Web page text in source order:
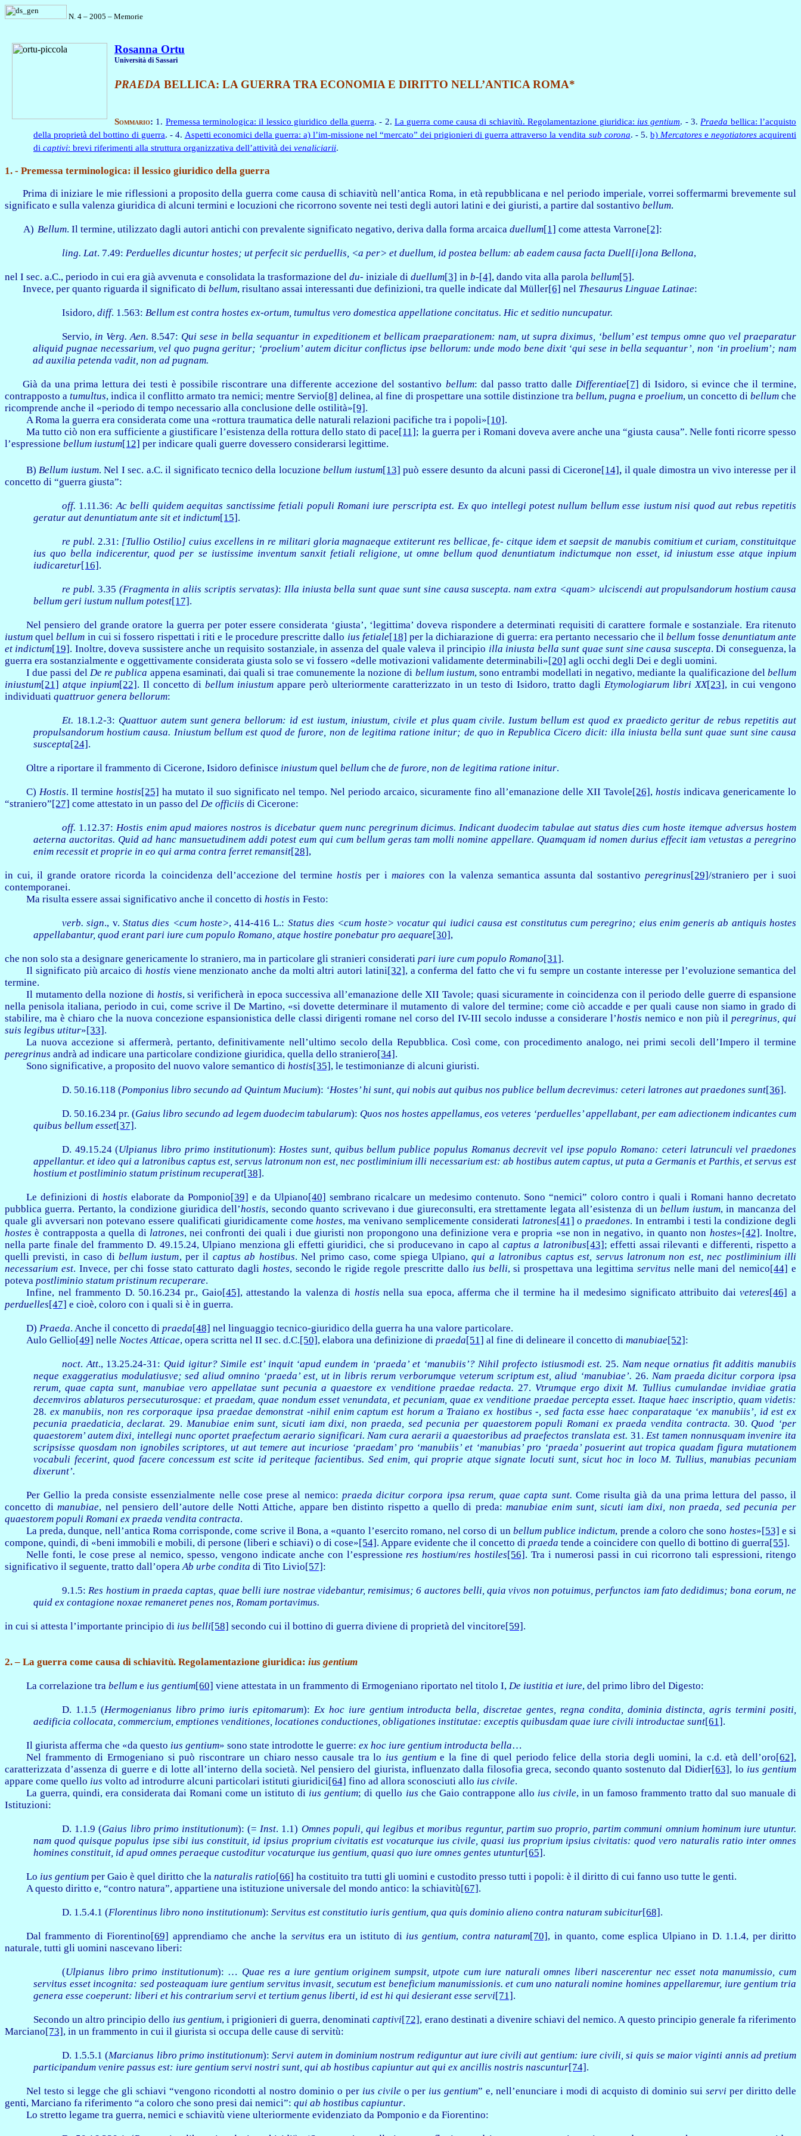
N. 4 – 2005 – Memorie
Rosanna Ortu
Università di Sassari
PRAEDA BELLICA: LA GUERRA TRA ECONOMIA E DIRITTO NELL’ANTICA ROMA*
Sommario: 1. Premessa terminologica: il lessico giuridico della guerra. - 2. La guerra come causa di schiavitù. Regolamentazione giuridica: ius gentium. - 3. Praeda bellica: l’acquisto
della proprietà del bottino di guerra. - 4. Aspetti economici della guerra: a) l’im-missione nel “mercato” dei prigionieri di guerra attraverso la vendita sub corona. - 5. b) Mercatoresenegotiatores acquirenti
di captivi: brevi riferimenti alla struttura organizzativa dell’attività dei venaliciarii.
1. - Premessa terminologica: il lessico giuridico della guerra
Prima di iniziare le mie riflessioni a proposito della guerra come causa di schiavitù nell’antica Roma, in età repubblicana e nel periodo imperiale, vorrei soffermarmi brevemente sul
significato e sulla valenza giuridica di alcuni termini e locuzioni che ricorrono sovente nei testi degli autori latini e dei giuristi, a partire dal sostantivo bellum.
A) Bellum. Il termine, utilizzato dagli autori antichi con prevalente significato negativo, deriva dalla forma arcaica duellum[1] come attesta Varrone[2]:
ling. Lat. 7.49: Perduelles dicuntur hostes; ut perfecit sic perduellis, <a per> et duellum, id postea bellum: ab eadem causa facta Duell[i]ona Bellona,
nel I sec. a.C., periodo in cui era già avvenuta e consolidata la trasformazione del du- iniziale di duellum[3] in b-[4], dando vita alla parola bellum[5].
Invece, per quanto riguarda il significato di bellum, risultano assai interessanti due definizioni, tra quelle indicate dal Müller[6] nel Thesaurus Linguae Latinae:
Isidoro, diff. 1.563: Bellum est contra hostes ex-ortum, tumultus vero domestica appellatione concitatus. Hic et seditio nuncupatur.
Servio, in Verg. Aen. 8.547: Qui sese in bella sequantur in expeditionem et bellicam praeparationem: nam, ut supra diximus, ‘bellum’ est tempus omne quo vel praeparatur
aliquid pugnae necessarium, vel quo pugna geritur; ‘proelium’ autem dicitur conflictus ipse bellorum: unde modo bene dixit ‘qui sese in bella sequantur’, non ‘in proelium’; nam
ad auxilia petenda vadit, non ad pugnam.
Già da una prima lettura dei testi è possibile riscontrare una differente accezione del sostantivo bellum: dal passo tratto dalleDifferentiae[7] di Isidoro, si evince che il termine,
contrapposto atumultus, indica il conflitto armato tra nemici; mentre Servio[8] delinea, al fine di prospettare una sottile distinzione tra bellum, pugna e proelium, un concetto dibellum che
ricomprende anche il «periodo di tempo necessario alla conclusione delle ostilità»[9].
A Roma la guerra era considerata come una «rottura traumatica delle naturali relazioni pacifiche tra i popoli»[10].
Ma tutto ciò non era sufficiente a giustificare l’esistenza della rottura dello stato di pace[11]; la guerra per i Romani doveva avere anche una “giusta causa”. Nelle fonti ricorre spesso
l’espressione bellum iustum[12] per indicare quali guerre dovessero considerarsi legittime.
B)Bellum iustum.Nel I sec. a.C. il significato tecnico della locuzionebellum iustum[13] può essere desunto da alcuni passi di Cicerone[14], il quale dimostra un vivo interesse per il
concetto di “guerra giusta”:
off. 1.11.36:Ac belli quidem aequitas sanctissime fetiali populi Romani iure perscripta est. Ex quo intellegi potest nullum bellum esse iustum nisi quod aut rebus repetitis
geratur aut denuntiatum ante sit et indictum[15].
re publ. 2.31: [Tullio Ostilio] cuius excellens in re militari gloria magnaeque extiterunt res bellicae, fe- citque idem et saepsit de manubis comitium et curiam, constituitque
ius quo bella indicerentur, quod per se iustissime inventum sanxit fetiali religione, ut omne bellum quod denuntiatum indictumque non esset, id iniustum esse atque inpium
iudicaretur[16].
re publ. 3.35 (Fragmenta in aliis scriptis servatas): Illa iniusta bella sunt quae sunt sine causa suscepta. nam extra <quam> ulciscendi aut propulsandorum hostium causa
bellum geri iustum nullum potest[17].
Nel pensiero del grande oratore la guerra per poter essere considerata ‘giusta’, ‘legittima’ doveva rispondere a determinati requisiti di carattere formale e sostanziale. Era ritenuto
iustum quelbellum in cui si fossero rispettati i riti e le procedure prescritte dallo ius fetiale[18] per la dichiarazione di guerra: era pertanto necessario che ilbellum fosse denuntiatum ante
et indictum[19]. Inoltre, doveva sussistere anche un requisito sostanziale, in assenza del quale valeva il principio illa iniusta bella sunt quae sunt sine causa suscepta. Di conseguenza, la
guerra era sostanzialmente e oggettivamente considerata giusta solo se vi fossero «delle motivazioni validamente determinabili»[20] agli occhi degli Dei e degli uomini.
I due passi del De re publica appena esaminati, dai quali si trae comunemente la nozione di bellum iustum, sono entrambi modellati in negativo, mediante la qualificazione delbellum
iniustum[21] atque inpium[22]. Il concetto dibellum iniustum appare però ulteriormente caratterizzato in un testo di Isidoro, tratto dagli Etymologiarum libri XX[23], in cui vengono
individuati quattruor genera bellorum:
Et. 18.1.2-3: Quattuor autem sunt genera bellorum: id est iustum, iniustum, civile et plus quam civile. Iustum bellum est quod ex praedicto geritur de rebus repetitis aut
propulsandorum hostium causa. Iniustum bellum est quod de furore, non de legitima ratione initur; de quo in Republica Cicero dicit: illa iniusta bella sunt quae sunt sine causa
suscepta[24].
Oltre a riportare il frammento di Cicerone, Isidoro definisce iniustum quel bellum che de furore, non de legitima ratione initur.
C) Hostis. Il termine hostis[25] ha mutato il suo significato nel tempo. Nel periodo arcaico, sicuramente fino all’emanazione delle XII Tavole[26], hostis indicava genericamente lo
“straniero”[27] come attestato in un passo del De officiis di Cicerone:
off. 1.12.37:Hostis enim apud maiores nostros is dicebatur quem nunc peregrinum dicimus. Indicant duodecim tabulae aut status dies cum hoste itemque adversus hostem
aeterna auctoritas. Quid ad hanc mansuetudinem addi potest eum qui cum bellum geras tam molli nomine appellare. Quamquam id nomen durius effecit iam vetustas a peregrino
enim recessit et proprie in eo qui arma contra ferret remansit[28],
in cui, il grande oratore ricorda la coincidenza dell’accezione del terminehostis per i maiores con la valenza semantica assunta dal sostantivo peregrinus[29]/straniero per i suoi
contemporanei.
Ma risulta essere assai significativo anche il concetto di hostis in Festo:
verb. sign., v. Status dies <cum hoste>, 414-416 L.: Status dies <cum hoste> vocatur qui iudici causa est constitutus cum peregrino; eius enim generis ab antiquis hostes
appellabantur, quod erant pari iure cum populo Romano, atque hostire ponebatur pro aequare[30],
che non solo sta a designare genericamente lo straniero, ma in particolare gli stranieri considerati pari iure cum populo Romano[31].
Il significato più arcaico di hostis viene menzionato anche da molti altri autori latini[32], a conferma del fatto che vi fu sempre un costante interesse per l’evoluzione semantica del
termine.
Il mutamento della nozione di hostis, si verificherà in epoca successiva all’emanazione delle XII Tavole; quasi sicuramente in coincidenza con il periodo delle guerre di espansione
nella penisola italiana, periodo in cui, come scrive il De Martino, «si dovette determinare il mutamento di valore del termine; come ciò accadde e per quali cause non siamo in grado di
stabilire, ma è chiaro che la nuova concezione espansionistica delle classi dirigenti romane nel corso del IV-III secolo indusse a considerare l’hostis nemico e non più il peregrinus, qui
suis legibus utitur»[33].
La nuova accezione si affermerà, pertanto, definitivamente nell’ultimo secolo della Repubblica. Così come, con procedimento analogo, nei primi secoli dell’Impero il termine
peregrinus andrà ad indicare una particolare condizione giuridica, quella dello straniero[34].
Sono significative, a proposito del nuovo valore semantico di hostis[35], le testimonianze di alcuni giuristi.
D. 50.16.118 (Pomponius libro secundo ad Quintum Mucium): ‘Hostes’ hi sunt, qui nobis aut quibus nos publice bellum decrevimus: ceteri latrones aut praedones sunt[36].
D. 50.16.234 pr. (Gaius libro secundo ad legem duodecim tabularum): Quos nos hostes appellamus, eos veteres ‘perduelles’ appellabant, per eam adiectionem indicantes cum
quibus bellum esset[37].
D. 49.15.24 (Ulpianus libro primo institutionum):Hostes sunt, quibus bellum publice populus Romanus decrevit vel ipse populo Romano: ceteri latrunculi vel praedones
appellantur. et ideo qui a latronibus captus est, servus latronum non est, nec postliminium illi necessarium est: ab hostibus autem captus, ut puta a Germanis et Parthis, et servus est
hostium et postliminio statum pristinum recuperat[38].
Le definizioni di hostis elaborate da Pomponio[39] e da Ulpiano[40] sembrano ricalcare un medesimo contenuto. Sono “nemici” coloro contro i quali i Romani hanno decretato
pubblica guerra. Pertanto, la condizione giuridica dell’hostis, secondo quanto scrivevano i due giureconsulti, era strettamente legata all’esistenza di unbellum iustum, in mancanza del
quale gli avversari non potevano essere qualificati giuridicamente comehostes, ma venivano semplicemente considerati latrones[41] opraedones. In entrambi i testi la condizione degli
hostes è contrapposta a quella di latrones, nei confronti dei quali i due giuristi non propongono una definizione vera e propria «se non in negativo, in quanto non hostes»[42]. Inoltre,
nella parte finale del frammento D. 49.15.24, Ulpiano menziona gli effetti giuridici, che si producevano in capo al captus a latronibus[43]; effetti assai rilevanti e differenti, rispetto a
quelli previsti, in caso dibellum iustum, per il captus ab hostibus. Nel primo caso, come spiega Ulpiano, qui a latronibus captus est, servus latronum non est, nec postliminium illi
necessarium est. Invece, per chi fosse stato catturato dagli hostes, secondo le rigide regole prescritte dallo ius belli, si prospettava una legittima servitus nelle mani del nemico[44] e
poteva postliminio statum pristinum recuperare.
Infine, nel frammento D. 50.16.234 pr., Gaio[45], attestando la valenza di hostis nella sua epoca, afferma che il termine ha il medesimo significato attribuito daiveteres[46] a
perduelles[47] e cioè, coloro con i quali si è in guerra.
D) Praeda. Anche il concetto di praeda[48] nel linguaggio tecnico-giuridico della guerra ha una valore particolare.
Aulo Gellio[49] nelle Noctes Atticae, opera scritta nel II sec. d.C.[50], elabora una definizione di praeda[51] al fine di delineare il concetto di manubiae[52]:
noct.Att., 13.25.24-31: Quid igitur? Simile est’ inquit ‘apud eundem in ‘praeda’ et ‘manubiis’? Nihil profecto istiusmodi est.25. Nam neque ornatius fit additis manubiis
neque exaggeratius modulatiusve; sed aliud omnino ‘praeda’ est, ut in libris rerum verborumque veterum scriptum est, aliud ‘manubiae’. 26. Nam praeda dicitur corpora ipsa
rerum, quae capta sunt, manubiae vero appellatae sunt pecunia a quaestore ex venditione praedae redacta. 27. Vtrumque ergo dixit M. Tullius cumulandae invidiae gratia
decemviros ablaturos persecuturosque: et praedam, quae nondum esset venundata, et pecuniam, quae ex venditione praedae percepta esset. Itaque haec inscriptio, quam videtis:
28. ex manubiis, non res corporaque ipsa praedae demonstrat -nihil enim captum est horum a Traiano ex hostibus -, sed facta esse haec conparataque ‘ex manubiis’, id est ex
pecunia praedaticia, declarat. 29. Manubiae enim sunt, sicuti iam dixi, non praeda, sed pecunia per quaestorem populi Romani ex praeda vendita contracta. 30. Quod ‘per
quaestorem’ autem dixi, intellegi nunc oportet praefectum aerario significari. Nam cura aerarii a quaestoribus ad praefectos translata est. 31.Est tamen nonnusquam invenire ita
scripsisse quosdam non ignobiles scriptores, ut aut temere aut incuriose ‘praedam’ pro ‘manubiis’ et ‘manubias’ pro ‘praeda’ posuerint aut tropica quadam figura mutationem
vocabuli fecerint, quod facere concessum est scite id periteque facientibus. Sed enim, qui proprie atque signate locuti sunt, sicut hoc in loco M. Tullius, manubias pecuniam
dixerunt’.
Per Gellio la preda consiste essenzialmente nelle cose prese al nemico: praeda dicitur corpora ipsa rerum, quae capta sunt. Come risulta già da una prima lettura del passo, il
concetto dimanubiae, nel pensiero dell’autore delle Notti Attiche, appare ben distinto rispetto a quello di preda:manubiae enim sunt, sicuti iam dixi, non praeda, sed pecunia per
quaestorem populi Romani ex praeda vendita contracta.
La preda, dunque, nell’antica Roma corrisponde, come scrive il Bona, a «quanto l’esercito romano, nel corso di un bellum publice indictum, prende a coloro che sono hostes»[53] e si
compone, quindi, di «beni immobili e mobili, di persone (liberi e schiavi) o di cose»[54]. Appare evidente che il concetto di praeda tende a coincidere con quello di bottino di guerra[55].
Nelle fonti, le cose prese al nemico, spesso, vengono indicate anche con l’espressioneres hostium/res hostiles[56]. Tra i numerosi passi in cui ricorrono tali espressioni, ritengo
significativo il seguente, tratto dall’operaAb urbe condita di Tito Livio[57]:
9.1.5:Res hostium in praeda captas, quae belli iure nostrae videbantur, remisimus; 6 auctores belli, quia vivos non potuimus, perfunctos iam fato dedidimus; bona eorum, ne
quid ex contagione noxae remaneret penes nos, Romam portavimus.
in cui si attesta l’importante principio di ius belli[58] secondo cui il bottino di guerra diviene di proprietà del vincitore[59].
2.– La guerra come causa di schiavitù. Regolamentazione giuridica: ius gentium
La correlazione tra bellum e ius gentium[60] viene attestata in un frammento di Ermogeniano riportato nel titolo I, De iustitia et iure, del primo libro del Digesto:
D. 1.1.5 (Hermogenianus libro primo iuris epitomarum):Ex hoc iure gentium introducta bella, discretae gentes, regna condita, dominia distincta, agris termini positi,
aedificia collocata, commercium, emptiones venditiones, locationes conductiones, obligationes institutae: exceptis quibusdam quae iure civili introductae sunt[61].
Il giurista afferma che «da questo ius gentium» sono state introdotte le guerre: ex hoc iure gentium introducta bella…
Nel frammento di Ermogeniano si può riscontrare un chiaro nesso causale tra lo ius gentiume la fine di quel periodo felice della storia degli uomini, la c.d. età dell’oro[62],
caratterizzata d’assenza di guerre e di lotte all’interno della società. Nel pensiero del giurista, influenzato dalla filosofia greca, secondo quanto sostenuto dal Didier[63], lo ius gentium
appare come quello ius volto ad introdurre alcuni particolari istituti giuridici[64] fino ad allora sconosciuti allo ius civile.
La guerra, quindi, era considerata dai Romani come un istituto di ius gentium; di quello ius che Gaio contrappone allo ius civile, in un famoso frammento tratto dal suo manuale di
Istituzioni:
D. 1.1.9 (Gaius libro primo institutionum): (=Inst. 1.1) Omnes populi, qui legibus et moribus reguntur, partim suo proprio, partim communi omnium hominum iure utuntur.
nam quod quisque populus ipse sibi ius constituit, id ipsius proprium civitatis est vocaturque ius civile, quasi ius proprium ipsius civitatis: quod vero naturalis ratio inter omnes
homines constituit, id apud omnes peraeque custoditur vocaturque ius gentium, quasi quo iure omnes gentes utuntur[65].
Lo ius gentium per Gaio è quel diritto che la naturalis ratio[66] ha costituito tra tutti gli uomini e custodito presso tutti i popoli: è il diritto di cui fanno uso tutte le genti.
A questo diritto e, “contro natura”, appartiene una istituzione universale del mondo antico: la schiavitù[67].
D. 1.5.4.1 (Florentinus libro nono institutionum): Servitus est constitutio iuris gentium, qua quis dominio alieno contra naturam subicitur[68].
Dal frammento di Fiorentino[69] apprendiamo che anche la servitus era un istituto di ius gentium, contra naturam[70], in quanto, come esplica Ulpiano in D. 1.1.4, per diritto
naturale, tutti gli uomini nascevano liberi:
(Ulpianus libro primo institutionum): … Quae res a iure gentium originem sumpsit, utpote cum iure naturali omnes liberi nascerentur nec esset nota manumissio, cum
servitus esset incognita: sed posteaquam iure gentium servitus invasit, secutum est beneficium manumissionis. et cum uno naturali nomine homines appellaremur, iure gentium tria
genera esse coeperunt: liberi et his contrarium servi et tertium genus liberti, id est hi qui desierant esse servi[71].
Secondo un altro principio dello ius gentium, i prigionieri di guerra, denominaticaptivi[72], erano destinati a divenire schiavi del nemico. A questo principio generale fa riferimento
Marciano[73], in un frammento in cui il giurista si occupa delle cause di servitù:
D. 1.5.5.1 (Marcianus libro primo institutionum):Servi autem in dominium nostrum rediguntur aut iure civili aut gentium: iure civili, si quis se maior viginti annis ad pretium
participandum venire passus est: iure gentium servi nostri sunt, qui ab hostibus capiuntur aut qui ex ancillis nostris nascuntur[74].
Nel testo si legge che gli schiavi “vengono ricondotti al nostro dominio o per ius civileo per ius gentium” e, nell’enunciare i modi di acquisto di dominio suiservi per diritto delle
genti, Marciano fa riferimento “a coloro che sono presi dai nemici”: qui ab hostibus capiuntur.
Lo stretto legame tra guerra, nemici e schiavitù viene ulteriormente evidenziato da Pomponio e da Fiorentino: